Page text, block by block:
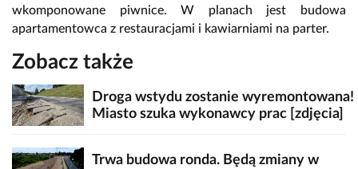
wkomponowane piwnice. W planach jest budowa
apartamentowca z restauracjami i kawiarniami na parter.
Zobacz także
Droga wstydu zostanie wyremontowana!
Miasto szuka wykonawcy prac [zdjęcia]
Trwa budowa ronda. Będą zmiany w